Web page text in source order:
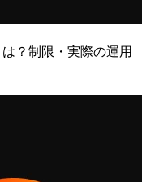
？制限・実際の運用